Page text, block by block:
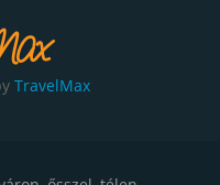
TravelMax